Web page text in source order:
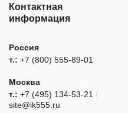
Контактная
информация
Россия
т.: +7 (800) 555-89-01
Москва
т.: +7 (495) 134-53-21 /
site@ik555.ru